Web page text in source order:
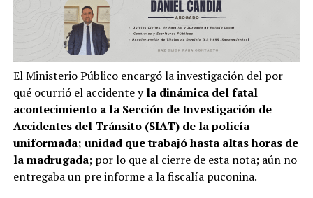
El Ministerio Público encargó la investigación del por
qué ocurrió el accidente yla dinámica del fatal
acontecimiento a la Sección de Investigación de
Accidentes del Tránsito (SIAT) de la policía
uniformada; unidad que trabajó hasta altas horas de
la madrugada; por lo que al cierre de esta nota; aún no
entregaba un pre informe a la fiscalía puconina.